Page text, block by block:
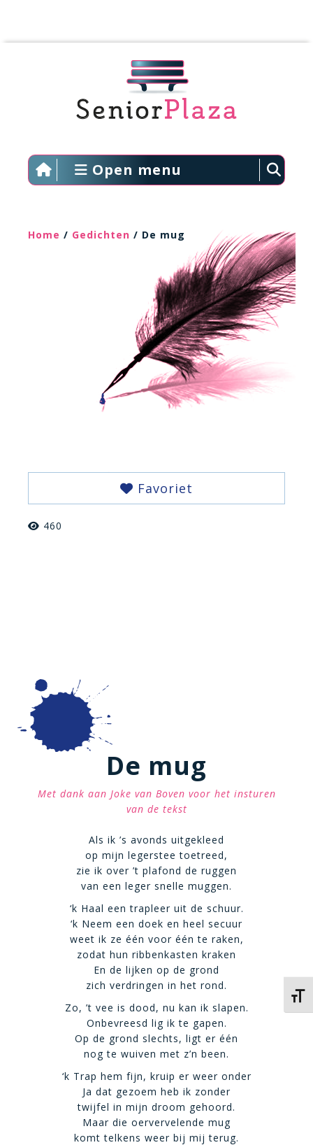
Open menu
Home / Gedichten / De mug
Favoriet
460
De mug
Met dank aan Joke van Boven voor het insturen
van de tekst
Als ik ’s avonds uitgekleed
op mijn legerstee toetreed,
zie ik over ’t plafond de ruggen
van een leger snelle muggen.
‘k Haal een trapleer uit de schuur.
‘k Neem een doek en heel secuur
weet ik ze één voor één te raken,
zodat hun ribbenkasten kraken
En de lijken op de grond
zich verdringen in het rond.
Zo, ’t vee is dood, nu kan ik slapen.
Onbevreesd lig ik te gapen.
Op de grond slechts, ligt er één
nog te wuiven met z’n been.
‘k Trap hem fijn, kruip er weer onder
Ja dat gezoem heb ik zonder
twijfel in mijn droom gehoord.
Maar die oervervelende mug
komt telkens weer bij mij terug.